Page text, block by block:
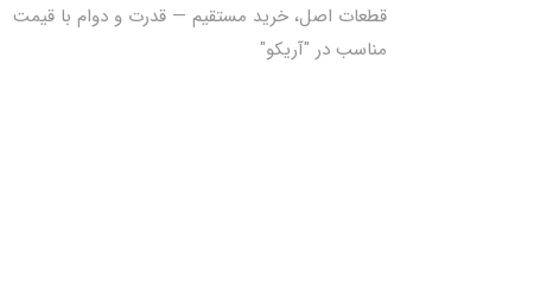
قطعات اصل، خرید مستقیم — قدرت و دوام با قیمت
مناسب در "آریکو"